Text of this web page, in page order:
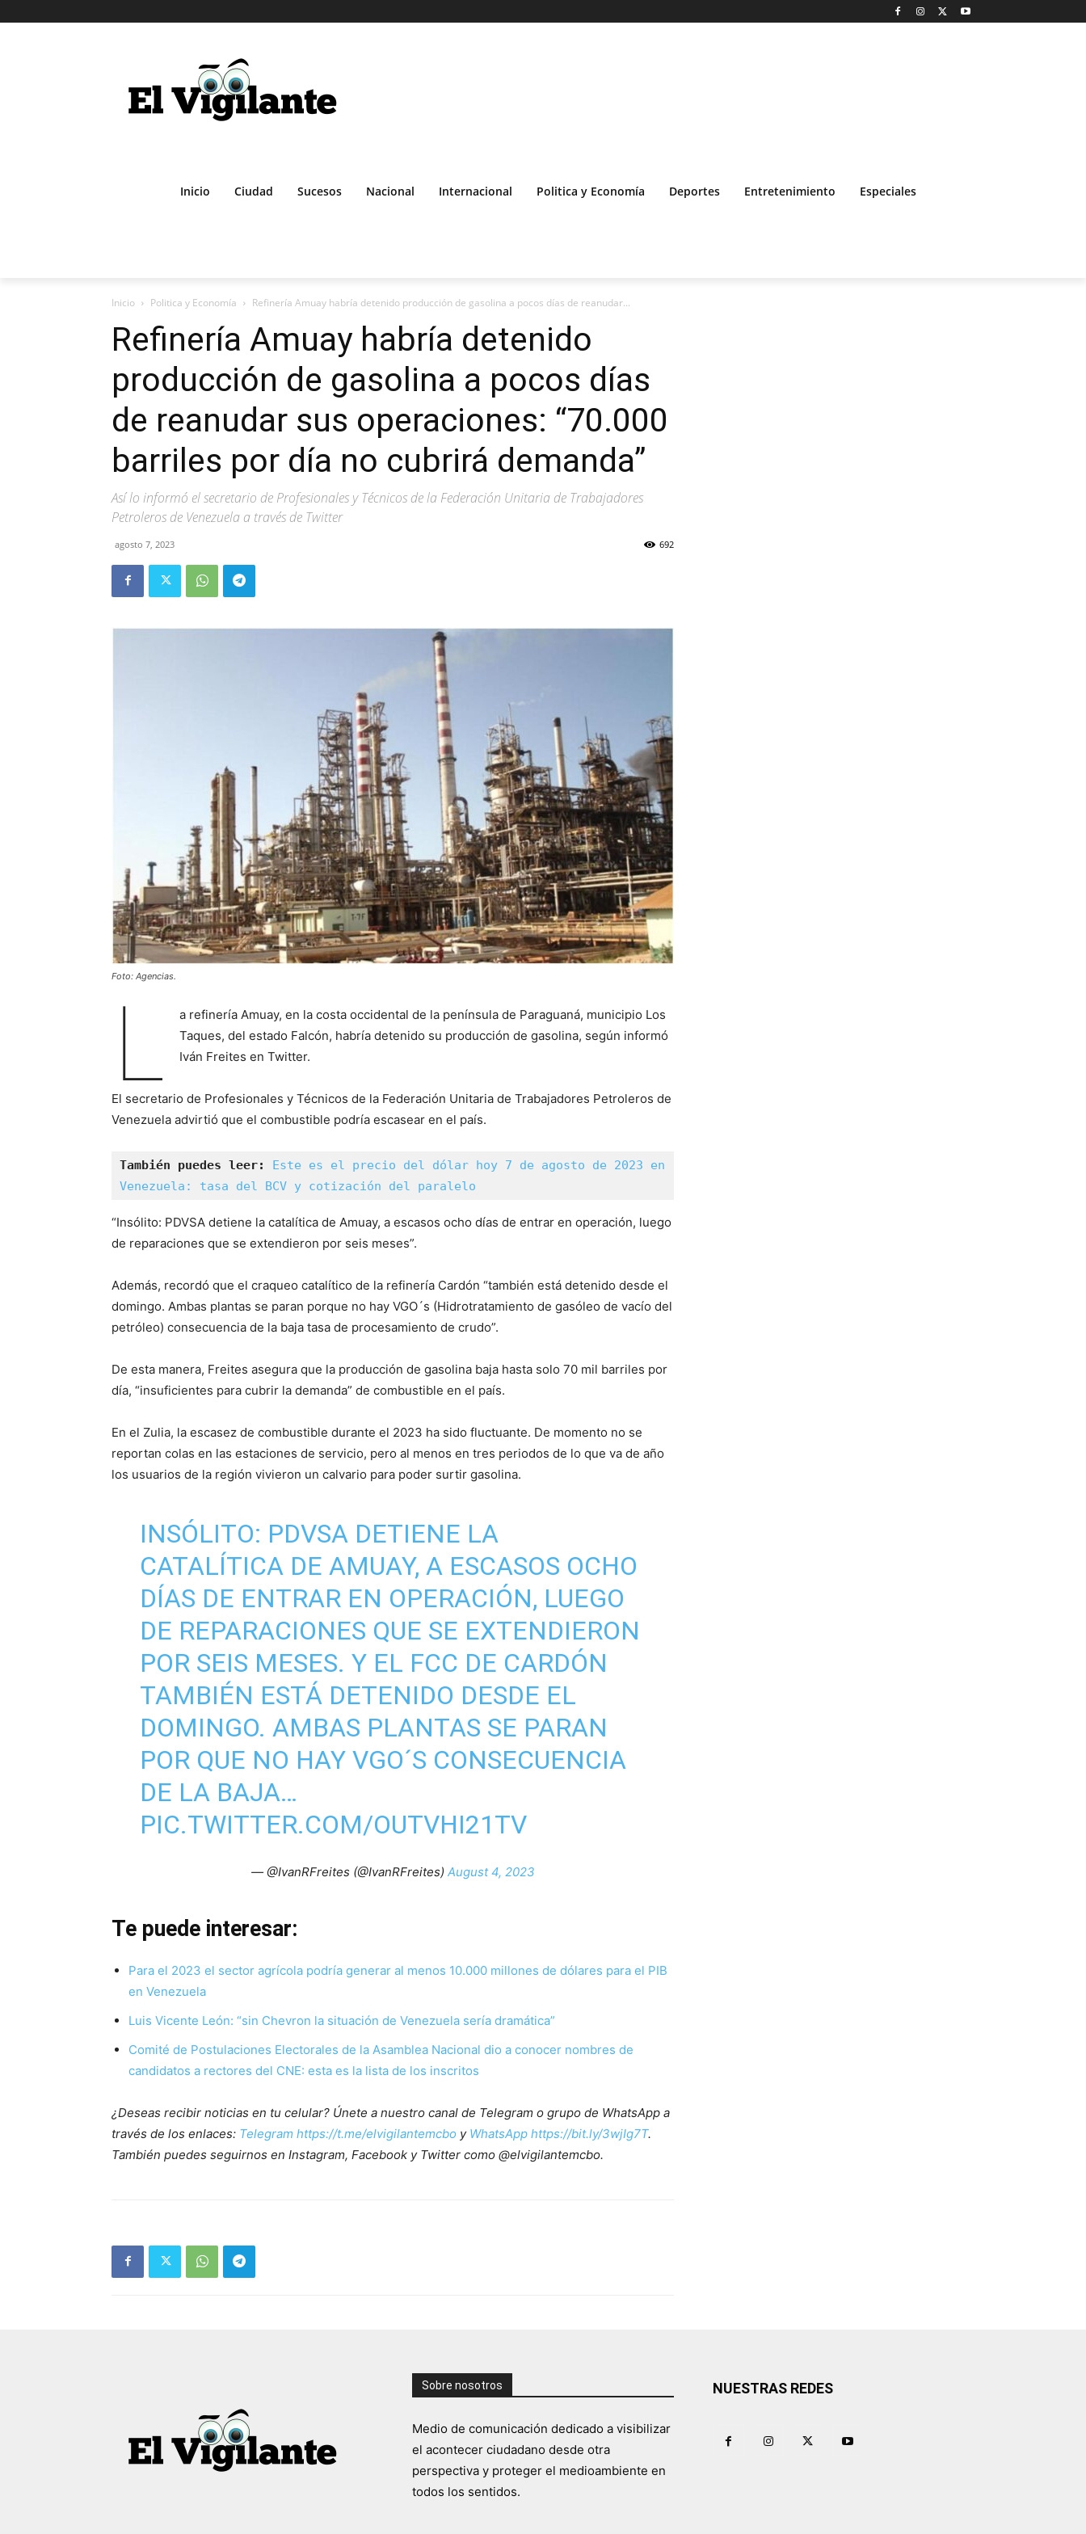
Inicio Ciudad Sucesos Nacional Internacional Politica y Economía Deportes Entretenimiento Especiales
Inicio Politica y Economía Refinería Amuay habría detenido producción de gasolina a pocos días de reanudar...
Refinería Amuay habría detenido
producción de gasolina a pocos días
de reanudar sus operaciones: “70.000
barriles por día no cubrirá demanda”
Así lo informó el secretario de Profesionales y Técnicos de la Federación Unitaria de Trabajadores
Petroleros de Venezuela a través de Twitter
agosto 7, 2023 692
Foto: Agencias.
L
a refinería Amuay, en la costa occidental de la península de Paraguaná, municipio Los
Taques, del estado Falcón, habría detenido su producción de gasolina, según informó
Iván Freites en Twitter.
El secretario de Profesionales y Técnicos de la Federación Unitaria de Trabajadores Petroleros de
Venezuela advirtió que el combustible podría escasear en el país.
También puedes leer: Este es el precio del dólar hoy 7 de agosto de 2023 en
Venezuela: tasa del BCV y cotización del paralelo
“Insólito: PDVSA detiene la catalítica de Amuay, a escasos ocho días de entrar en operación, luego
de reparaciones que se extendieron por seis meses”.
Además, recordó que el craqueo catalítico de la refinería Cardón “también está detenido desde el
domingo. Ambas plantas se paran porque no hay VGO´s (Hidrotratamiento de gasóleo de vacío del
petróleo) consecuencia de la baja tasa de procesamiento de crudo”.
De esta manera, Freites asegura que la producción de gasolina baja hasta solo 70 mil barriles por
día, “insuficientes para cubrir la demanda” de combustible en el país.
En el Zulia, la escasez de combustible durante el 2023 ha sido fluctuante. De momento no se
reportan colas en las estaciones de servicio, pero al menos en tres periodos de lo que va de año
los usuarios de la región vivieron un calvario para poder surtir gasolina.
INSÓLITO: PDVSA DETIENE LA
CATALÍTICA DE AMUAY, A ESCASOS OCHO
DÍAS DE ENTRAR EN OPERACIÓN, LUEGO
DE REPARACIONES QUE SE EXTENDIERON
POR SEIS MESES. Y EL FCC DE CARDÓN
TAMBIÉN ESTÁ DETENIDO DESDE EL
DOMINGO. AMBAS PLANTAS SE PARAN
POR QUE NO HAY VGO´S CONSECUENCIA
DE LA BAJA…
PIC.TWITTER.COM/OUTVHI21TV
— @IvanRFreites (@IvanRFreites) August 4, 2023
Te puede interesar:
Para el 2023 el sector agrícola podría generar al menos 10.000 millones de dólares para el PIB
en Venezuela
Luis Vicente León: “sin Chevron la situación de Venezuela sería dramática”
Comité de Postulaciones Electorales de la Asamblea Nacional dio a conocer nombres de
candidatos a rectores del CNE: esta es la lista de los inscritos
¿Deseas recibir noticias en tu celular? Únete a nuestro canal de Telegram o grupo de WhatsApp a
través de los enlaces: Telegram https://t.me/elvigilantemcbo y WhatsApp https://bit.ly/3wjIg7T.
También puedes seguirnos en Instagram, Facebook y Twitter como @elvigilantemcbo.
Sobre nosotros
Medio de comunicación dedicado a visibilizar
el acontecer ciudadano desde otra
perspectiva y proteger el medioambiente en
todos los sentidos.
NUESTRAS REDES